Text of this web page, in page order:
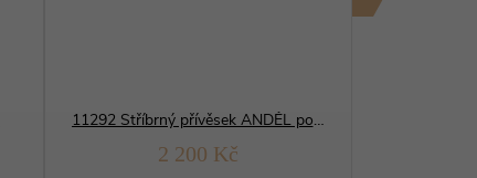
11292 Stříbrný přívěsek ANDĚL pohyblivý YELLOW
2 200 Kč